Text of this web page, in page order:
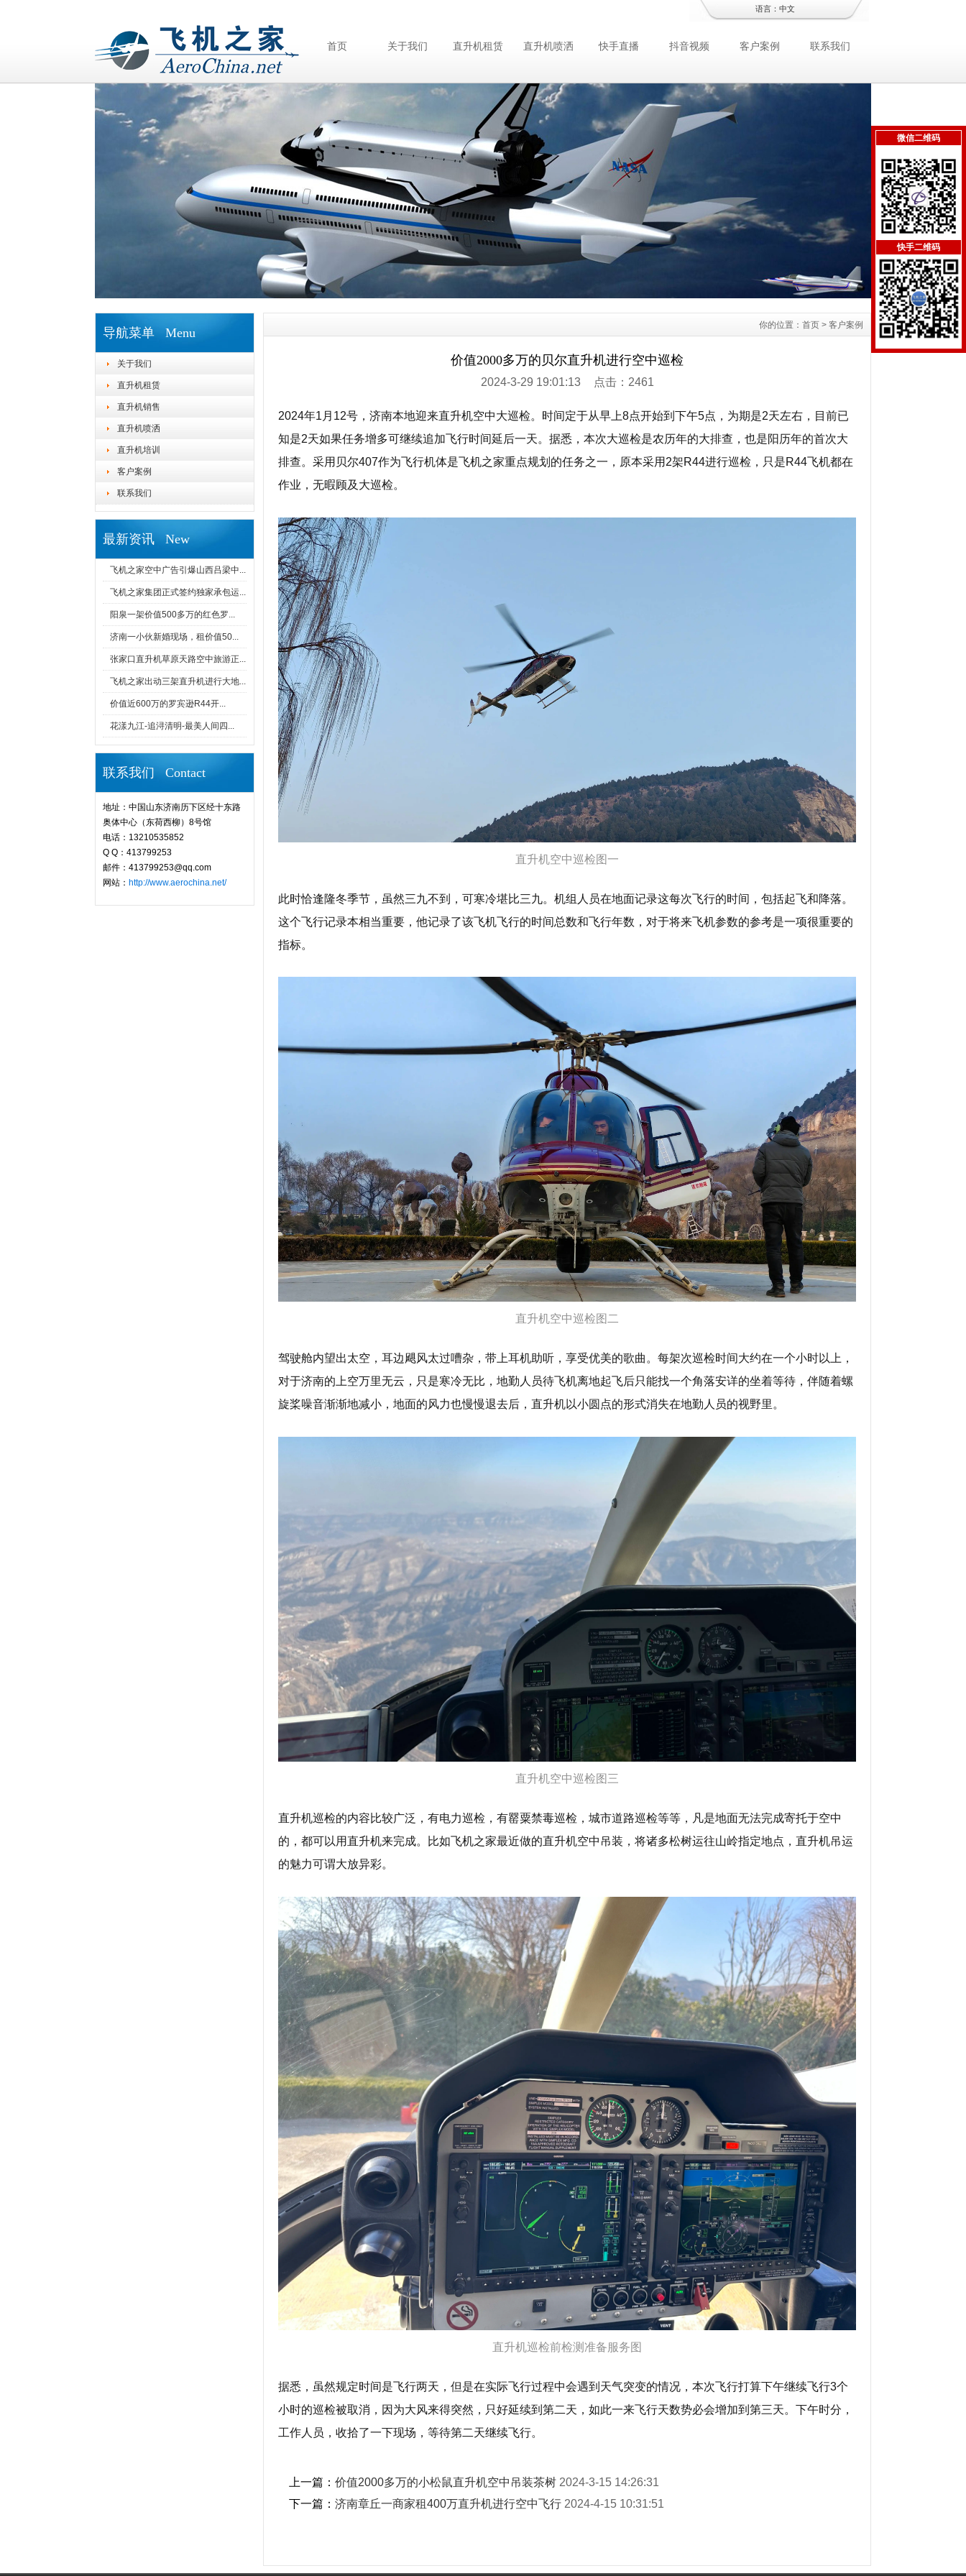
语言： 中文
首页 关于我们 直升机租赁 直升机喷洒 快手直播 抖音视频 客户案例 联系我们
导航菜单 Menu
关于我们
直升机租赁
直升机销售
直升机喷洒
直升机培训
客户案例
联系我们
最新资讯 New
飞机之家空中广告引爆山西吕梁中...
飞机之家集团正式签约独家承包运...
阳泉一架价值500多万的红色罗...
济南一小伙新婚现场，租价值50...
张家口直升机草原天路空中旅游正...
飞机之家出动三架直升机进行大地...
价值近600万的罗宾逊R44开...
花漾九江-追浔清明-最美人间四...
联系我们 Contact
地址：中国山东济南历下区经十东路
奥体中心（东荷西柳）8号馆
电话：13210535852
Q Q：413799253
邮件：413799253@qq.com
网站： http://www.aerochina.net/
你的位置： 首页 > 客户案例
价值2000多万的贝尔直升机进行空中巡检
2024-3-29 19:01:13 点击：2461
2024年1月12号，济南本地迎来直升机空中大巡检。时间定于从早上8点开始到下午5点，为期是2天左右，目前已
知是2天如果任务增多可继续追加飞行时间延后一天。据悉，本次大巡检是农历年的大排查，也是阳历年的首次大
排查。采用贝尔407作为飞行机体是飞机之家重点规划的任务之一，原本采用2架R44进行巡检，只是R44飞机都在
作业，无暇顾及大巡检。
直升机空中巡检图一
此时恰逢隆冬季节，虽然三九不到，可寒冷堪比三九。机组人员在地面记录这每次飞行的时间，包括起飞和降落。
这个飞行记录本相当重要，他记录了该飞机飞行的时间总数和飞行年数，对于将来飞机参数的参考是一项很重要的
指标。
直升机空中巡检图二
驾驶舱内望出太空，耳边飓风太过嘈杂，带上耳机助听，享受优美的歌曲。每架次巡检时间大约在一个小时以上，
对于济南的上空万里无云，只是寒冷无比，地勤人员待飞机离地起飞后只能找一个角落安详的坐着等待，伴随着螺
旋桨噪音渐渐地减小，地面的风力也慢慢退去后，直升机以小圆点的形式消失在地勤人员的视野里。
直升机空中巡检图三
直升机巡检的内容比较广泛，有电力巡检，有罂粟禁毒巡检，城市道路巡检等等，凡是地面无法完成寄托于空中
的，都可以用直升机来完成。比如飞机之家最近做的直升机空中吊装，将诸多松树运往山岭指定地点，直升机吊运
的魅力可谓大放异彩。
直升机巡检前检测准备服务图
据悉，虽然规定时间是飞行两天，但是在实际飞行过程中会遇到天气突变的情况，本次飞行打算下午继续飞行3个
小时的巡检被取消，因为大风来得突然，只好延续到第二天，如此一来飞行天数势必会增加到第三天。下午时分，
工作人员，收拾了一下现场，等待第二天继续飞行。
上一篇： 价值2000多万的小松鼠直升机空中吊装茶树 2024-3-15 14:26:31
下一篇： 济南章丘一商家租400万直升机进行空中飞行 2024-4-15 10:31:51
微信二维码
快手二维码